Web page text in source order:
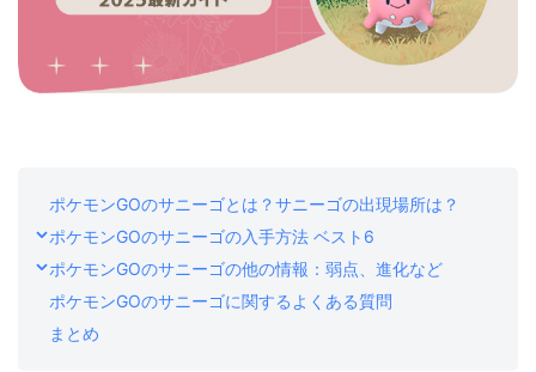
ポケモンGOのサニーゴとは？サニーゴの出現場所は？
ポケモンGOのサニーゴの入手方法 ベスト6
ポケモンGOのサニーゴの他の情報：弱点、進化など
ポケモンGOのサニーゴに関するよくある質問
まとめ